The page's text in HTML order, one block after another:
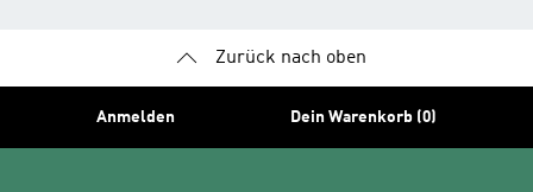
Zurück nach oben
Anmelden Dein Warenkorb (0)